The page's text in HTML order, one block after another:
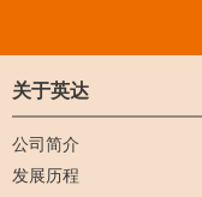
关于英达
公司简介
发展历程